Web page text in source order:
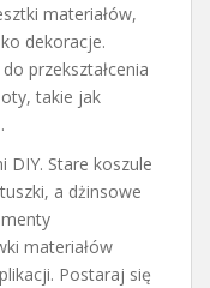
materiałów,
dekoracje.
do przekształcenia
takie jak
Stare koszule
a dżinsowe
materiałów
Postaraj się